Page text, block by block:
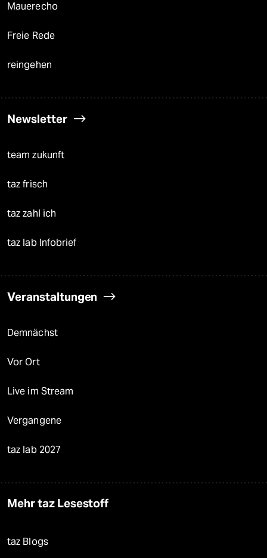
Mauerecho
Freie Rede
reingehen
Newsletter
team zukunft
taz frisch
taz zahl ich
taz lab Infobrief
Veranstaltungen
Demnächst
Vor Ort
Live im Stream
Vergangene
taz lab 2027
Mehr taz Lesestoff
taz Blogs